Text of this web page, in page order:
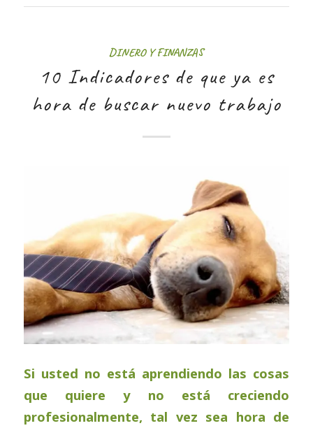
DINERO Y FINANZAS
10 Indicadores de que ya es
hora de buscar nuevo trabajo
Si usted no está aprendiendo las cosas
que quiere y no está creciendo
profesionalmente, tal vez sea hora de